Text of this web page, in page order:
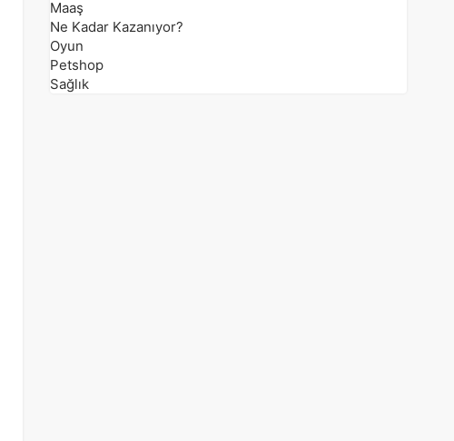
Maaş
Ne Kadar Kazanıyor?
Oyun
Petshop
Sağlık